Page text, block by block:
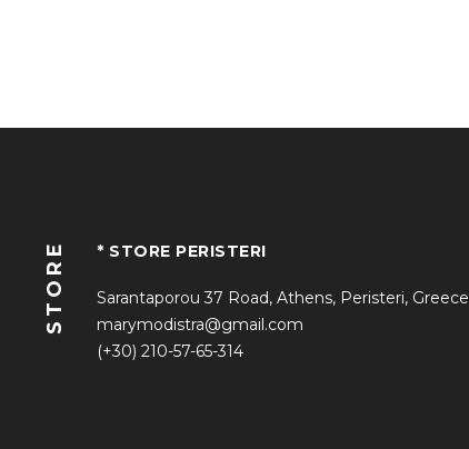
STORE * STORE PERISTERI
Sarantaporou 37 Road, Athens, Peristeri, Greece
marymodistra@gmail.com
(+30) 210-57-65-314